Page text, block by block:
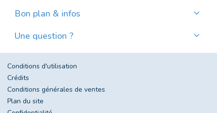
Où trouver mes pellets ?
Bon plan & infos
Évolution du prix du mazout en Belgique
Une question ?
Conditions d'utilisation
Crédits
Conditions générales de ventes
Plan du site